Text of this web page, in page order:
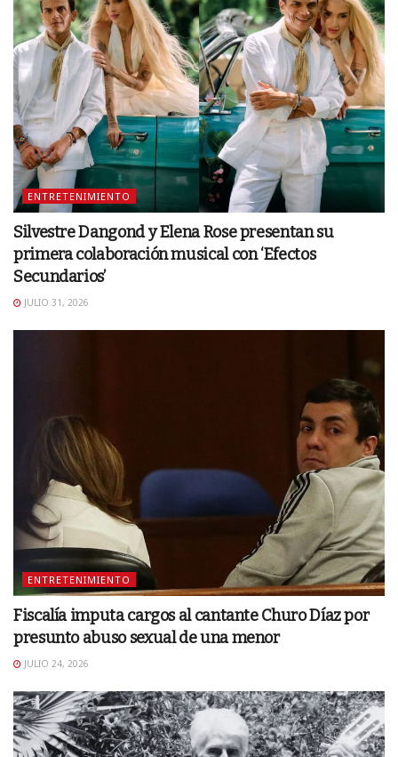
ENTRETENIMIENTO
Silvestre Dangond y Elena Rose presentan su
primera colaboración musical con ‘Efectos
Secundarios’
JULIO 31, 2026
ENTRETENIMIENTO
Fiscalía imputa cargos al cantante Churo Díaz por
presunto abuso sexual de una menor
JULIO 24, 2026